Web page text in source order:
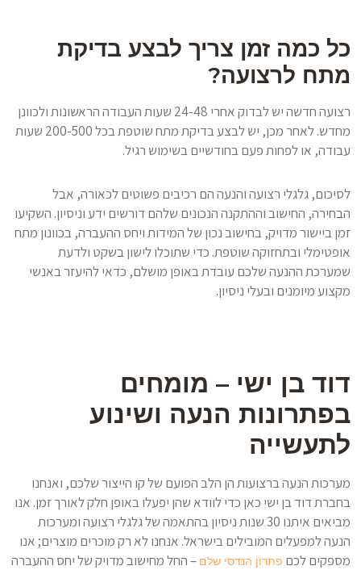
כל כמה זמן צריך לבצע בדיקת
מתח לרצועה?
רצועה חדשה יש לבדוק אחרי 24-48 שעות העבודה הראשונות ולכוונן
מחדש. לאחר מכן, יש לבצע בדיקת מתח שוטפת בכל 200-500 שעות
עבודה, או לפחות פעם בחודשיים בשימוש רגיל.
לסיכום, גלגלי רצועה והנעה הם רכיבים פשוטים לכאורה, אבל
הבחירה, החישוב וההתקנה הנכונים שלהם דורשים ידע וניסיון. השקיעו
זמן ביישור מדויק, בחישוב נכון של המידות ויחס ההעברה, בכוונון מתח
אופטימלי ובתחזוקה שוטפת. כדי שתוכלו לישון בשקט ולדעת
שמערכת ההנעה שלכם עובדת באופן מושלם, כדאי להיעזר באנשי
מקצוע מיומנים ובעלי ניסיון.
דוד בן ישי – מומחים
בפתרונות הנעה ושינוע
לתעשייה
מערכות הנעה ברצועות הן הלב הפועם של קו הייצור שלכם, ואנחנו
בחברת דוד בן ישי כאן כדי לוודא שהן יפעלו באופן חלק לאורך זמן. אנו
מביאים איתנו 30 שנות ניסיון בהתאמה של גלגלי רצועה ומערכות
הנעה למפעלים המובילים בישראל. אנחנו לא רק מוכרים מוצרים; אנו
מספקים לכם פתרון הנדסי שלם – החל מחישוב מדויק של יחס ההעברה